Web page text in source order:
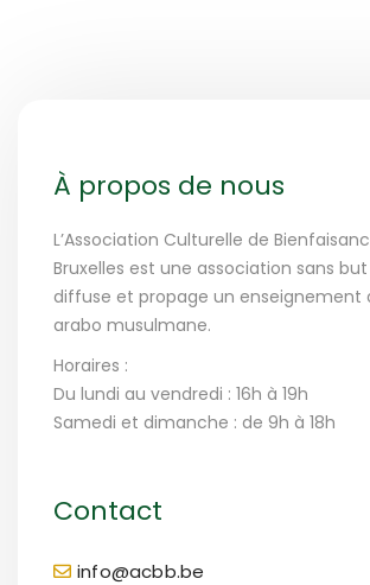
À propos de nous
L’Association Culturelle de
Bruxelles est une association sans
diffuse et propage un enseignement
arabo musulmane.
Horaires :
Du lundi au vendredi : 16h à 19h
Samedi et dimanche : de 9h à 18h
Contact
info@acbb.be